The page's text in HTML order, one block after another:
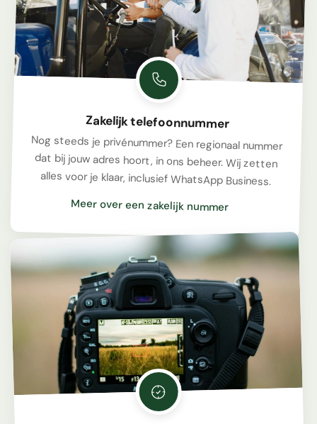
Zakelijk telefoonnummer
Nog steeds je privénummer? Een regionaal nummer
dat bij jouw adres hoort, in ons beheer. Wij zetten
alles voor je klaar, inclusief WhatsApp Business.
Meer over een zakelijk nummer